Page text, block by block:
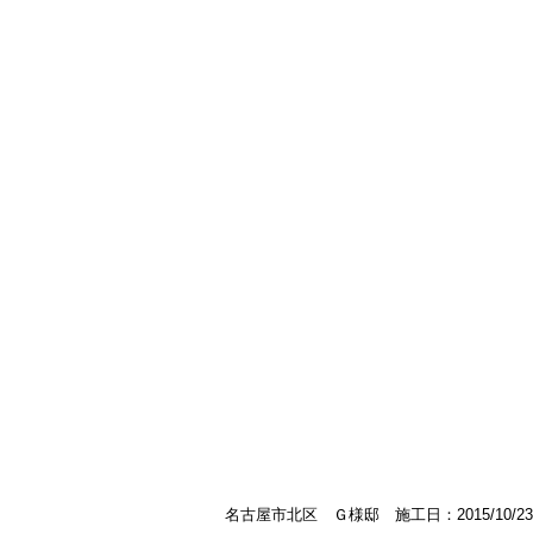
名古屋市北区 Ｇ様邸 施工日：2015/10/23